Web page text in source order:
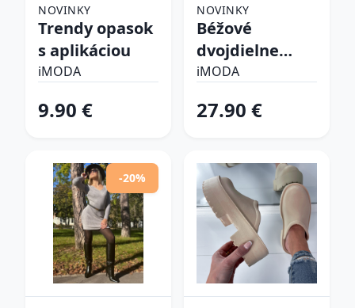
NOVINKY
Trendy opasok
s aplikáciou
iMODA
9.90 €
NOVINKY
Béžové
dvojdielne
plavky
iMODA
27.90 €
-20%